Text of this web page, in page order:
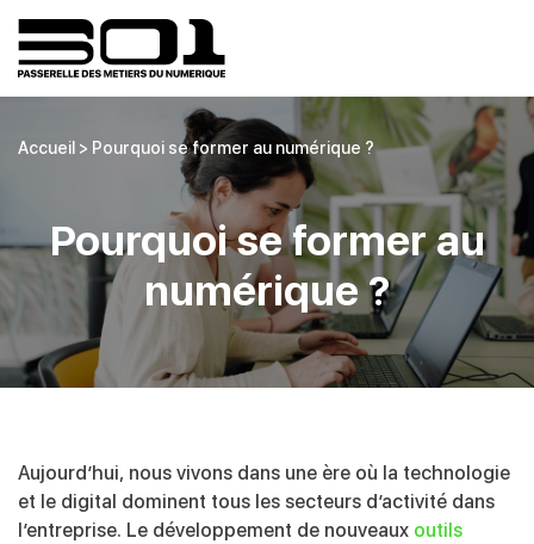
Accueil > Pourquoi se former au numérique ?
Pourquoi se former au
numérique ?
Aujourd’hui, nous vivons dans une ère où la technologie
et le digital dominent tous les secteurs d’activité dans
l’entreprise. Le développement de nouveaux outils